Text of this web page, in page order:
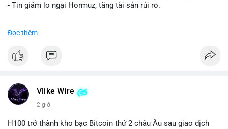
- Tin giảm lo ngại Hormuz, tăng tài sản rủi ro.
📰 Nguồn: CoinDesk
Đọc thêm
Vlike Wire
2 giờ
H100 trở thành kho bạc Bitcoin thứ 2 châu Âu sau giao dịch